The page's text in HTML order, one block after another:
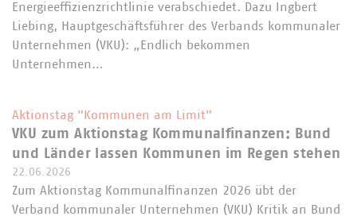
Energieeffizienzrichtlinie verabschiedet. Dazu Ingbert
Liebing, Hauptgeschäftsführer des Verbands kommunaler
Unternehmen (VKU): „Endlich bekommen
Unternehmen…
Aktionstag "Kommunen am Limit"
VKU zum Aktionstag Kommunalfinanzen: Bund
und Länder lassen Kommunen im Regen stehen
22.06.2026
Zum Aktionstag Kommunalfinanzen 2026 übt der
Verband kommunaler Unternehmen (VKU) Kritik an Bund